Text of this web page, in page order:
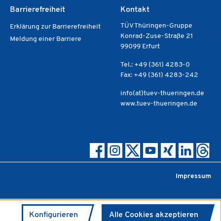
Barrierefreiheit
Erklärung zur Barrierefreiheit
Meldung einer Barriere
Kontakt
TÜV Thüringen-Gruppe
Konrad-Zuse-Straße 21
99099 Erfurt
Tel.: +49 (361) 4283-0
Fax: +49 (361) 4283-242
info(at)tuev-thueringen.de
www.tuev-thueringen.de
Impressum
Konfigurieren Alle Cookies akzeptieren